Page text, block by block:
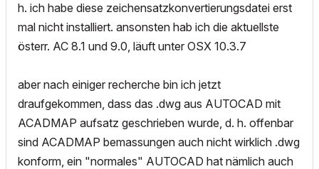
h. ich habe diese zeichensatzkonvertierungsdatei erst
mal nicht installiert. ansonsten hab ich die aktuellste
österr. AC 8.1 und 9.0, läuft unter OSX 10.3.7
aber nach einiger recherche bin ich jetzt
draufgekommen, dass das .dwg aus AUTOCAD mit
ACADMAP aufsatz geschrieben wurde, d. h. offenbar
sind ACADMAP bemassungen auch nicht wirklich .dwg
konform, ein "normales" AUTOCAD hat nämlich auch